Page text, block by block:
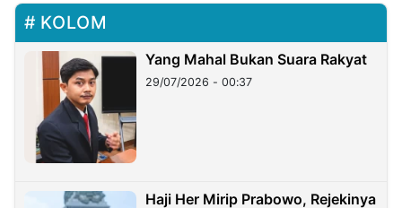
KOLOM
Yang Mahal Bukan Suara Rakyat
29/07/2026 - 00:37
Haji Her Mirip Prabowo, Rejekinya